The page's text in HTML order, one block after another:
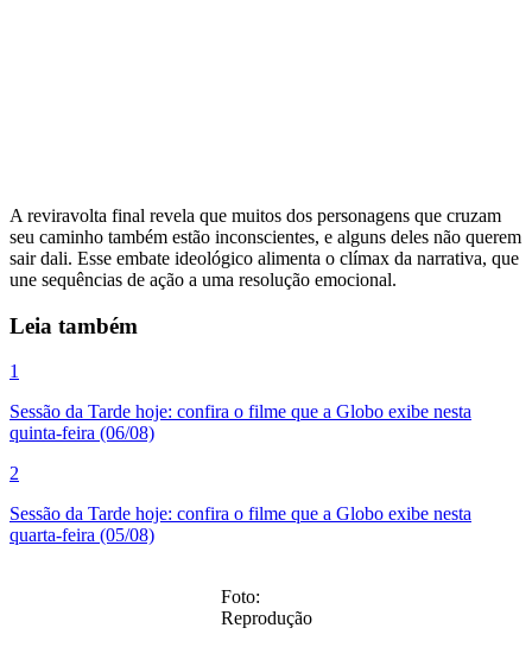
A reviravolta final revela que muitos dos personagens que cruzam
seu caminho também estão inconscientes, e alguns deles não querem
sair dali. Esse embate ideológico alimenta o clímax da narrativa, que
une sequências de ação a uma resolução emocional.
Leia também
1
Sessão da Tarde hoje: confira o filme que a Globo exibe nesta
quinta-feira (06/08)
2
Sessão da Tarde hoje: confira o filme que a Globo exibe nesta
quarta-feira (05/08)
Foto:
Reprodução